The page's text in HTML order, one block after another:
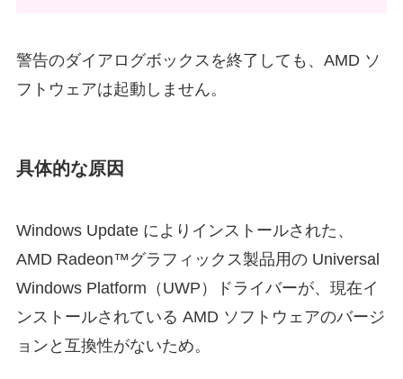
警告のダイアログボックスを終了しても、AMD ソ
フトウェアは起動しません。
具体的な原因
Windows Update によりインストールされた、
AMD Radeon™グラフィックス製品用の Universal
Windows Platform（UWP）ドライバーが、現在イ
ンストールされている AMD ソフトウェアのバージ
ョンと互換性がないため。